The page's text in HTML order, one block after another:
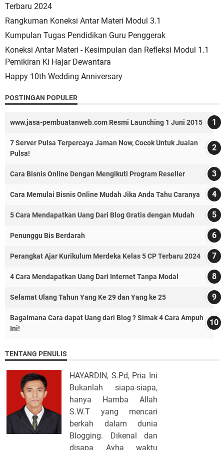
Terbaru 2024
Rangkuman Koneksi Antar Materi Modul 3.1
Kumpulan Tugas Pendidikan Guru Penggerak
Koneksi Antar Materi - Kesimpulan dan Refleksi Modul 1.1
Pemikiran Ki Hajar Dewantara
Happy 10th Wedding Anniversary
POSTINGAN POPULER
www.jasa-pembuatanweb.com Resmi Launching 1 Juni 2015
7 Server Pulsa Terpercaya Jaman Now, Cocok Untuk Jualan
Pulsa!
Cara Bisnis Online Dengan Mengikuti Program Reseller
Cara Memulai Bisnis Online Mudah Jika Anda Tahu Caranya
5 Cara Mendapatkan Uang Dari Blog Gratis dengan Mudah
Penunggu Bis Berdarah
Perangkat Ajar Kurikulum Merdeka Kelas 5 CP Terbaru 2024
4 Cara Mendapatkan Uang Dari Internet Tanpa Modal
Selamat Ulang Tahun Yang Ke 29 dan Yang ke 25
Bagaimana Cara dapat Uang dari Blog ? Simak 4 Cara Ampuh
Ini!
TENTANG PENULIS
HAYARDIN, S.Pd, Pria Ini
Bukanlah siapa-siapa,
hanya Hamba Allah
S.W.T yang mencari
berkah dalam dunia
Blogging. Dikenal dan
disapa Ayha waktu